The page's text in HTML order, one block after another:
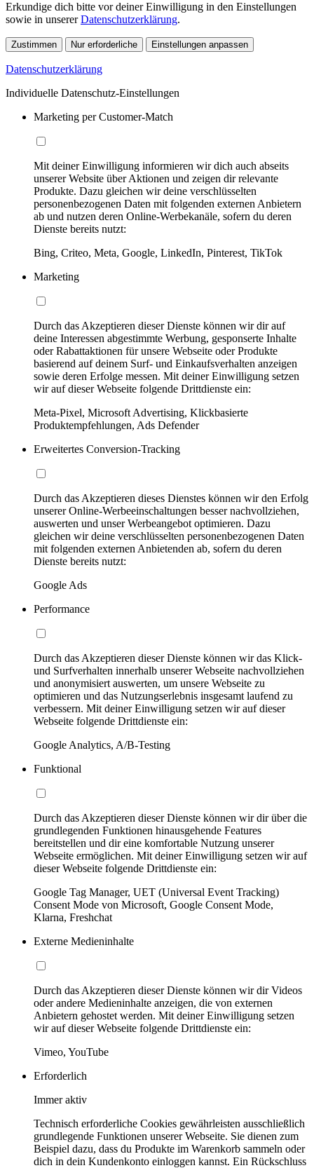
Erkundige dich bitte vor deiner Einwilligung in den Einstellungen
sowie in unsererDatenschutzerklärung.
Zustimmen Nur erforderliche Einstellungen anpassen
Datenschutzerklärung
Individuelle Datenschutz-Einstellungen
Marketing per Customer-Match
Mit deiner Einwilligung informieren wir dich auch abseits
unserer Website über Aktionen und zeigen dir relevante
Produkte. Dazu gleichen wir deine verschlüsselten
personenbezogenen Daten mit folgenden externen Anbietern
ab und nutzen deren Online-Werbekanäle, sofern du deren
Dienste bereits nutzt:
Bing, Criteo, Meta, Google, LinkedIn, Pinterest, TikTok
Marketing
Durch das Akzeptieren dieser Dienste können wir dir auf
deine Interessen abgestimmte Werbung, gesponserte Inhalte
oder Rabattaktionen für unsere Webseite oder Produkte
basierend auf deinem Surf- und Einkaufsverhalten anzeigen
sowie deren Erfolge messen. Mit deiner Einwilligung setzen
wir auf dieser Webseite folgende Drittdienste ein:
Meta-Pixel, Microsoft Advertising, Klickbasierte
Produktempfehlungen, Ads Defender
Erweitertes Conversion-Tracking
Durch das Akzeptieren dieses Dienstes können wir den Erfolg
unserer Online-Werbeeinschaltungen besser nachvollziehen,
auswerten und unser Werbeangebot optimieren. Dazu
gleichen wir deine verschlüsselten personenbezogenen Daten
mit folgenden externen Anbietenden ab, sofern du deren
Dienste bereits nutzt:
Google Ads
Performance
Durch das Akzeptieren dieser Dienste können wir das Klick-
und Surfverhalten innerhalb unserer Webseite nachvollziehen
und anonymisiert auswerten, um unsere Webseite zu
optimieren und das Nutzungserlebnis insgesamt laufend zu
verbessern. Mit deiner Einwilligung setzen wir auf dieser
Webseite folgende Drittdienste ein:
Google Analytics, A/B-Testing
Funktional
Durch das Akzeptieren dieser Dienste können wir dir über die
grundlegenden Funktionen hinausgehende Features
bereitstellen und dir eine komfortable Nutzung unserer
Webseite ermöglichen. Mit deiner Einwilligung setzen wir auf
dieser Webseite folgende Drittdienste ein:
Google Tag Manager, UET (Universal Event Tracking)
Consent Mode von Microsoft, Google Consent Mode,
Klarna, Freshchat
Externe Medieninhalte
Durch das Akzeptieren dieser Dienste können wir dir Videos
oder andere Medieninhalte anzeigen, die von externen
Anbietern gehostet werden. Mit deiner Einwilligung setzen
wir auf dieser Webseite folgende Drittdienste ein:
Vimeo, YouTube
Erforderlich
Immer aktiv
Technisch erforderliche Cookies gewährleisten ausschließlich
grundlegende Funktionen unserer Webseite. Sie dienen zum
Beispiel dazu, dass du Produkte im Warenkorb sammeln oder
dich in dein Kundenkonto einloggen kannst. Ein Rückschluss